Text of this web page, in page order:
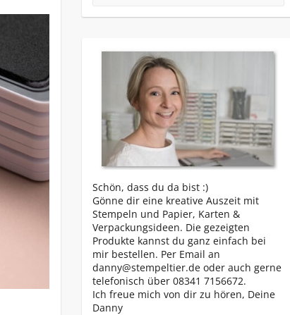
Schön, dass du da bist :)
Gönne dir eine kreative Auszeit mit
Stempeln und Papier, Karten &
Verpackungsideen. Die gezeigten
Produkte kannst du ganz einfach bei
mir bestellen. Per Email an
danny@stempeltier.de oder auch gerne
telefonisch über 08341 7156672.
Ich freue mich von dir zu hören, Deine
Danny